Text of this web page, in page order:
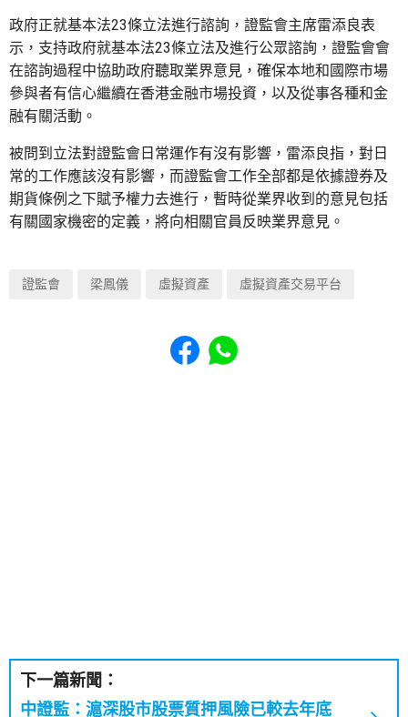
政府正就基本法23條立法進行諮詢，證監會主席雷添良表
示，支持政府就基本法23條立法及進行公眾諮詢，證監會會
在諮詢過程中協助政府聽取業界意見，確保本地和國際市場
參與者有信心繼續在香港金融市場投資，以及從事各種和金
融有關活動。
被問到立法對證監會日常運作有沒有影響，雷添良指，對日
常的工作應該沒有影響，而證監會工作全部都是依據證券及
期貨條例之下賦予權力去進行，暫時從業界收到的意見包括
有關國家機密的定義，將向相關官員反映業界意見。
證監會 梁鳳儀 虛擬資產 虛擬資產交易平台
Share to Facebook
Share to WhatsApp
下一篇新聞：
中證監：滬深股市股票質押風險已較去年底